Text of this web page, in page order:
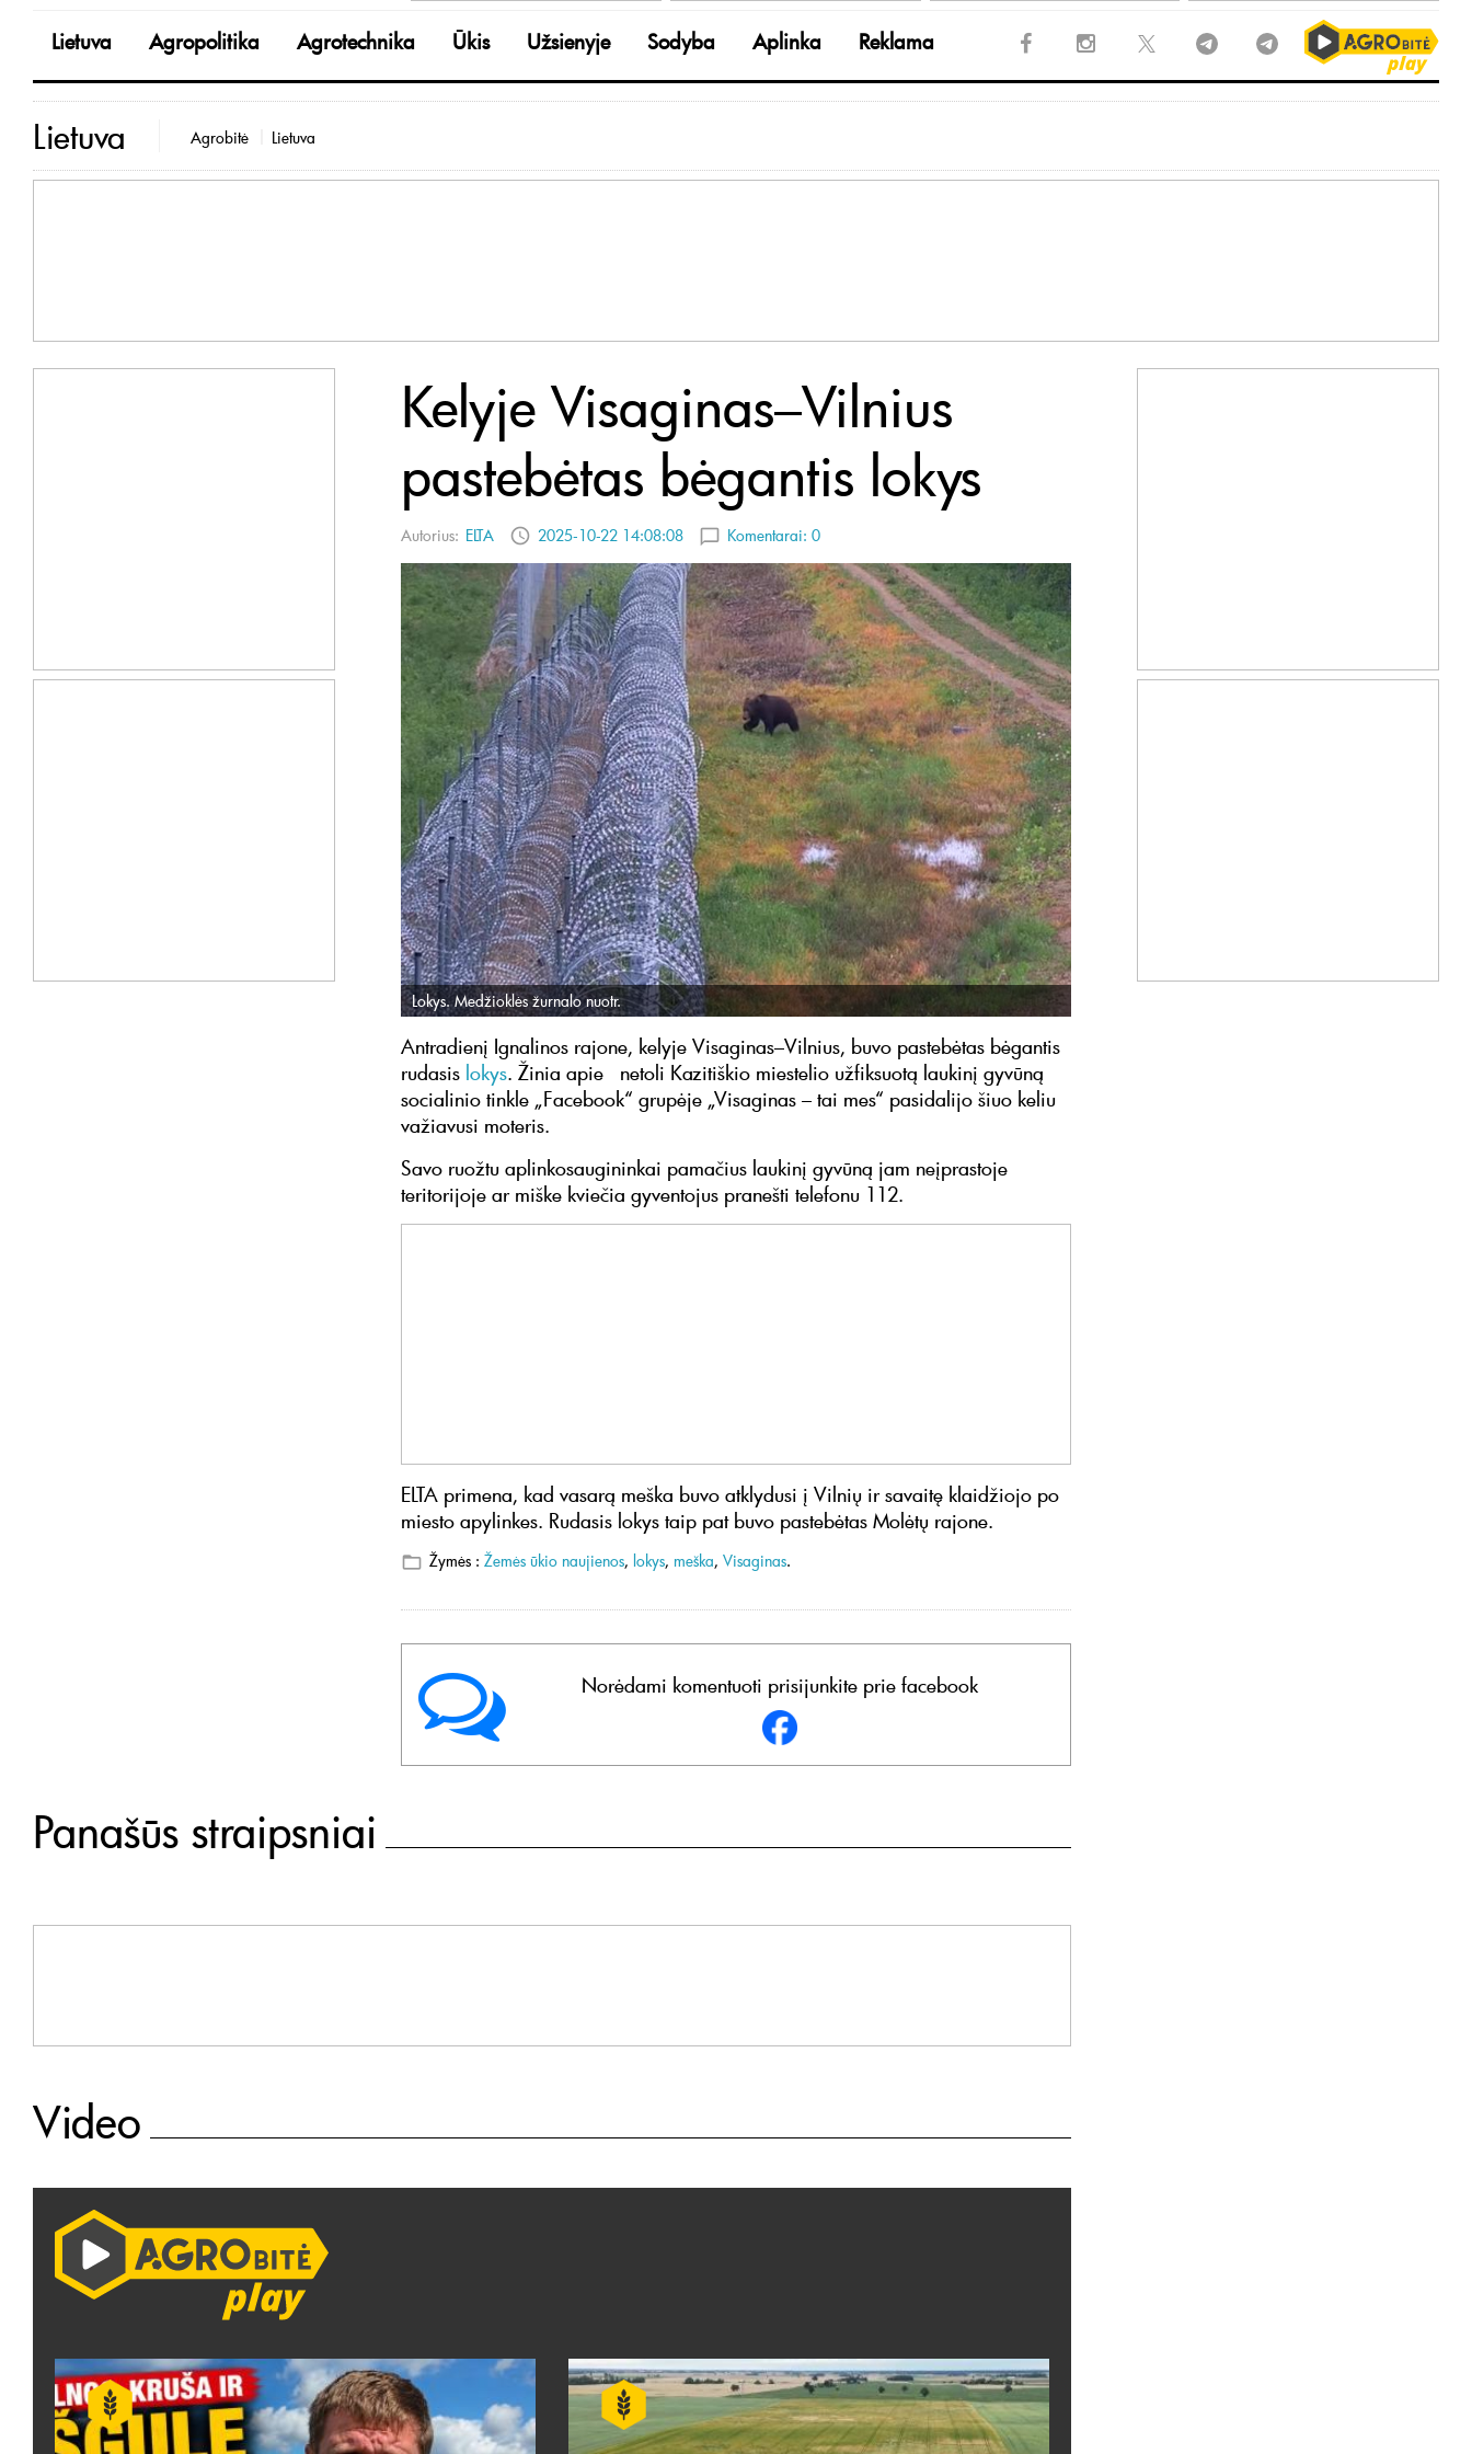
Lietuva Agropolitika Agrotechnika Ūkis Užsienyje Sodyba Aplinka Reklama
Lietuva Agrobitė Lietuva
Kelyje Visaginas–Vilnius
pastebėtas bėgantis lokys
Autorius: ELTA 2025-10-22 14:08:08 Komentarai: 0
Lokys. Medžioklės žurnalo nuotr.
Antradienį Ignalinos rajone, kelyje Visaginas–Vilnius, buvo pastebėtas bėgantis
rudasis lokys. Žinia apie netoli Kazitiškio miestelio užfiksuotą laukinį gyvūną
socialinio tinkle „Facebook“ grupėje „Visaginas – tai mes“ pasidalijo šiuo keliu
važiavusi moteris.
Savo ruožtu aplinkosaugininkai pamačius laukinį gyvūną jam neįprastoje
teritorijoje ar miške kviečia gyventojus pranešti telefonu 112.
ELTA primena, kad vasarą meška buvo atklydusi į Vilnių ir savaitę klaidžiojo po
miesto apylinkes. Rudasis lokys taip pat buvo pastebėtas Molėtų rajone.
Žymės : Žemės ūkio naujienos, lokys, meška, Visaginas.
Norėdami komentuoti prisijunkite prie facebook
Panašūs straipsniai
Video